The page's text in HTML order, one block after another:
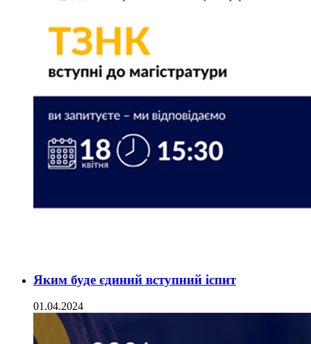
Яким буде єдиний вступний іспит
01.04.2024